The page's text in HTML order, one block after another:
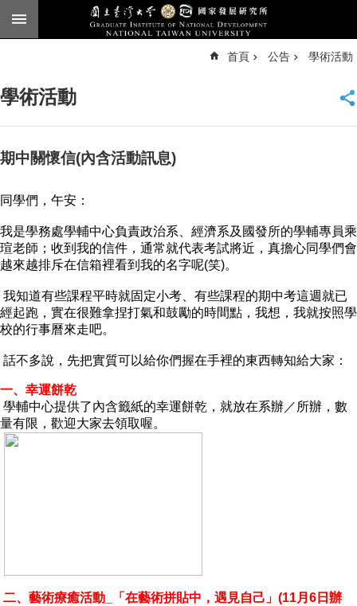
跳到主要內容區塊
臺
頁
公
告
本
所
簡
介
本
成
員
博
士
專
班
首頁 公告 學術活動
學術活動
期中關懷信(內含活動訊息)
同學們，午安：
我是學務處學輔中心負責政治系、經濟系及國發所的學輔專員乘
瑄老師；收到我的信件，通常就代表考試將近，真擔心同學們會
越來越排斥在信箱裡看到我的名字呢(笑)。
我知道有些課程平時就固定小考、有些課程的期中考這週就已
經起跑，實在很難拿捏打氣和鼓勵的時間點，我想，我就按照學
校的行事曆來走吧。
話不多說，先把實質可以給你們握在手裡的東西轉知給大家：
一、幸運餅乾
學輔中心提供了內含籤紙的幸運餅乾，就放在系辦／所辦，數
量有限，歡迎大家去領取喔。
二、藝術療癒活動_「在藝術拼貼中，遇見自己」(11月6日辦